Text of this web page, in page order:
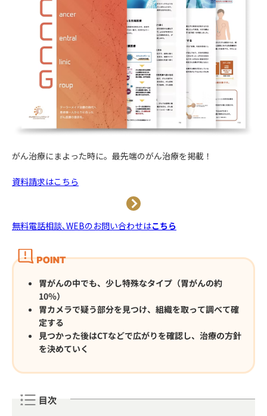
がん治療にまよった時に。 最先端のがん治療を掲載！
資料請求はこちら
無料電話相談､WEBのお問い合わせはこちら
胃がんの中でも、少し特殊なタイプ（胃がんの約
10％）
胃カメラで疑う部分を見つけ、組織を取って調べて確
定する
見つかった後はCTなどで広がりを確認し、治療の方針
を決めていく
目次